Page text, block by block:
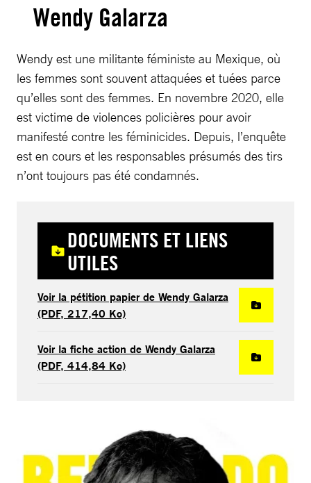
Wendy Galarza
Wendy est une militante féministe au Mexique, où
les femmes sont souvent attaquées et tuées parce
qu’elles sont des femmes. En novembre 2020, elle
est victime de violences policières pour avoir
manifesté contre les féminicides. Depuis, l’enquête
est en cours et les responsables présumés des tirs
n’ont toujours pas été condamnés.
DOCUMENTS ET LIENS
UTILES
Voir la pétition papier de Wendy Galarza
(PDF, 217,40 Ko)
Voir la fiche action de Wendy Galarza
(PDF, 414,84 Ko)